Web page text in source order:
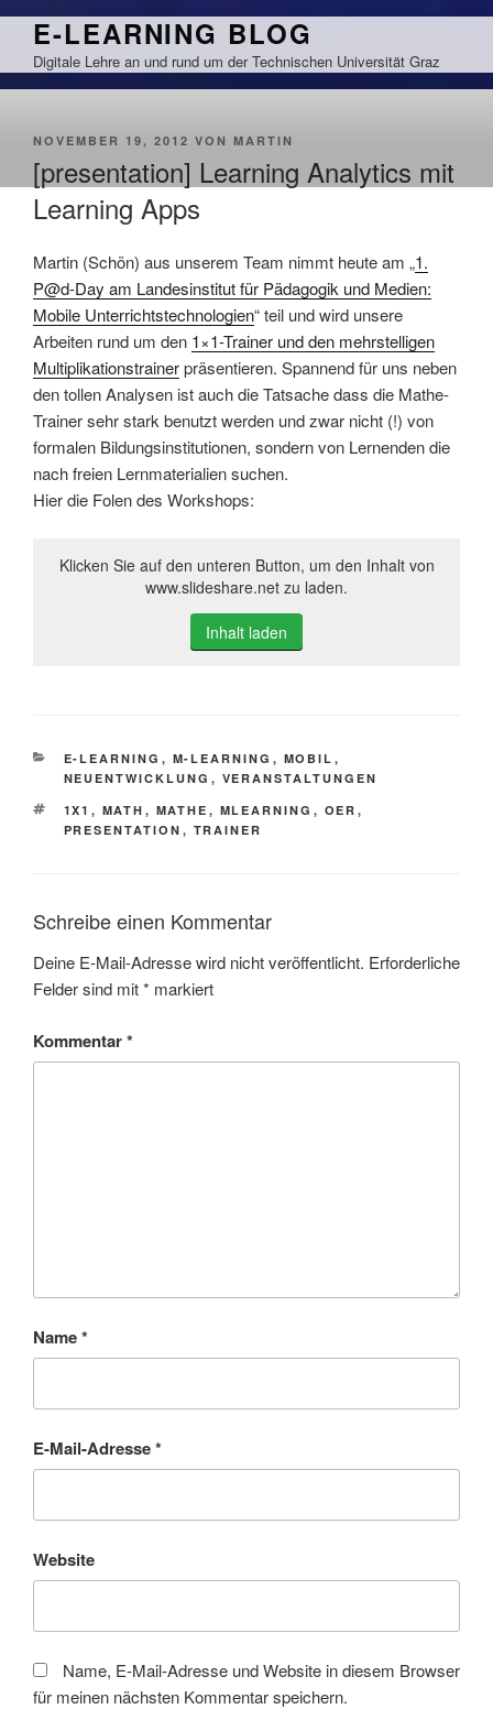
Zum
springen
E-LEARNING BLOG
Digitale Lehre an und rund um der Technischen Universität Graz
VERÖFFENTLICHT
NOVEMBER 19, 2012 VON MARTIN
[presentation] Learning Analytics mit
Learning Apps
Martin (Schön) aus unserem Team nimmt heute am „1.
P@d-Day am Landesinstitut für Pädagogik und Medien:
Mobile Unterrichtstechnologien“ teil und wird unsere
Arbeiten rund um den 1×1-Trainer und den mehrstelligen
Multiplikationstrainerpräsentieren. Spannend für uns neben
den tollen Analysen ist auch die Tatsache dass die Mathe-
Trainer sehr stark benutzt werden und zwar nicht (!) von
formalen Bildungsinstitutionen, sondern von Lernenden die
nach freien Lernmaterialien suchen.
Hier die Folen des Workshops:
Klicken Sie auf den unteren Button, um den Inhalt von
www.slideshare.net zu laden.
Inhalt laden
KATEGORIEN
E-LEARNING , M-LEARNING , MOBIL ,
NEUENTWICKLUNG , VERANSTALTUNGEN
SCHLAGWÖRTER
1X1 , MATH , MATHE , MLEARNING , OER ,
PRESENTATION , TRAINER
Schreibe einen Kommentar
Deine E-Mail-Adresse wird nicht veröffentlicht. Erforderliche
Felder sind mit* markiert
Kommentar*
Name*
E-Mail-Adresse*
Website
Name, E-Mail-Adresse und Website in diesem Browser
für meinen nächsten Kommentar speichern.